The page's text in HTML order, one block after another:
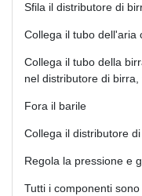
Sfila il distributore di
Collega il tubo dell'aria
Collega il tubo della
nel distributore di birra,
Fora il barile
Collega il distributore
Regola la pressione e
Tutti i componenti